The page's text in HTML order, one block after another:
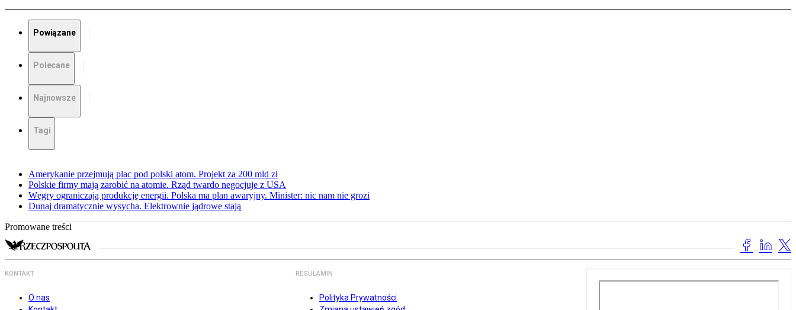
Powiązane
Polecane
Najnowsze
Tagi
Amerykanie przejmują plac pod polski atom. Projekt za 200 mld zł
Polskie firmy mają zarobić na atomie. Rząd twardo negocjuje z USA
Węgry ograniczają produkcję energii. Polska ma plan awaryjny. Minister: nic nam nie grozi
Dunaj dramatycznie wysycha. Elektrownie jądrowe stają
Promowane treści
KONTAKT
O nas
REGULAMIN
Polityka Prywatności